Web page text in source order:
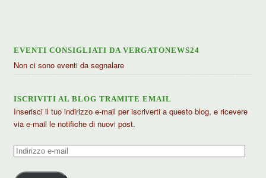
EVENTI CONSIGLIATI DA VERGATONEWS24
Non ci sono eventi da segnalare
ISCRIVITI AL BLOG TRAMITE EMAIL
Inserisci il tuo indirizzo e-mail per iscriverti a questo blog, e ricevere
via e-mail le notifiche di nuovi post.
Indirizzo
mail